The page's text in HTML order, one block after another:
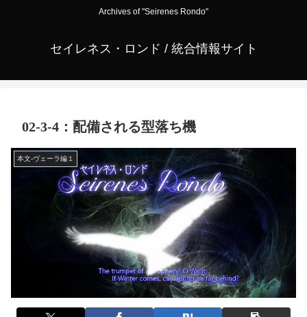
Archives of "Seirenes Rondo"
セイレネス・ロンド / 統合情報サイト
02-3-4：配備される型落ち機
本文-ヴェーラ編１